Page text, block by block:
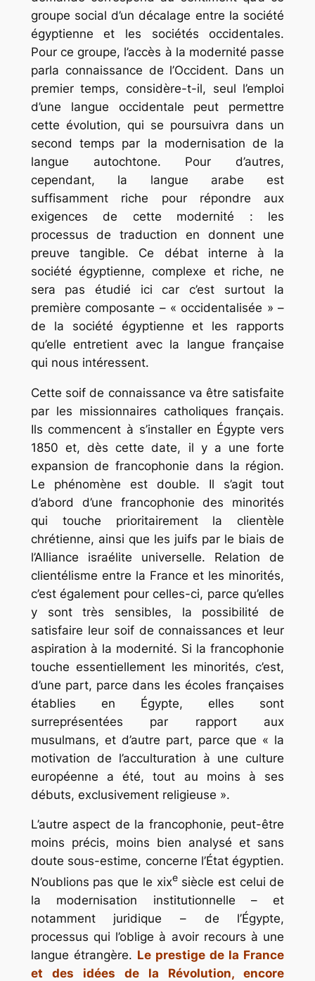
groupe social d’un décalage entre la société
égyptienne et les sociétés occidentales.
Pour ce groupe, l’accès à la modernité passe
parla connaissance de l’Occident. Dans un
premier temps, considère-t-il, seul l’emploi
d’une langue occidentale peut permettre
cette évolution, qui se poursuivra dans un
second temps par la modernisation de la
langue autochtone. Pour d’autres,
cependant, la langue arabe est
suffisamment riche pour répondre aux
exigences de cette modernité : les
processus de traduction en donnent une
preuve tangible. Ce débat interne à la
société égyptienne, complexe et riche, ne
sera pas étudié ici car c’est surtout la
première composante – « occidentalisée » –
de la société égyptienne et les rapports
qu’elle entretient avec la langue française
qui nous intéressent.
Cette soif de connaissance va être satisfaite
par les missionnaires catholiques français.
Ils commencent à s’installer en Égypte vers
1850 et, dès cette date, il y a une forte
expansion de francophonie dans la région.
Le phénomène est double. Il s’agit tout
d’abord d’une francophonie des minorités
qui touche prioritairement la clientèle
chrétienne, ainsi que les juifs par le biais de
l’Alliance israélite universelle. Relation de
clientélisme entre la France et les minorités,
c’est également pour celles-ci, parce qu’elles
y sont très sensibles, la possibilité de
satisfaire leur soif de connaissances et leur
aspiration à la modernité. Si la francophonie
touche essentiellement les minorités, c’est,
d’une part, parce dans les écoles françaises
établies en Égypte, elles sont
surreprésentées par rapport aux
musulmans, et d’autre part, parce que « la
motivation de l’acculturation à une culture
européenne a été, tout au moins à ses
débuts, exclusivement religieuse ».
L’autre aspect de la francophonie, peut-être
moins précis, moins bien analysé et sans
doute sous-estime, concerne l’État égyptien.
N’oublions pas que le xixesiècle est celui de
la modernisation institutionnelle – et
notamment juridique – de l’Égypte,
processus qui l’oblige à avoir recours à une
langue étrangère. Le prestige de la France
et des idées de la Révolution, encore